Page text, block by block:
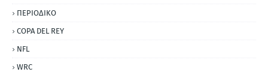
ΠΕΡΙΟΔΙΚΟ
COPA DEL REY
NFL
WRC